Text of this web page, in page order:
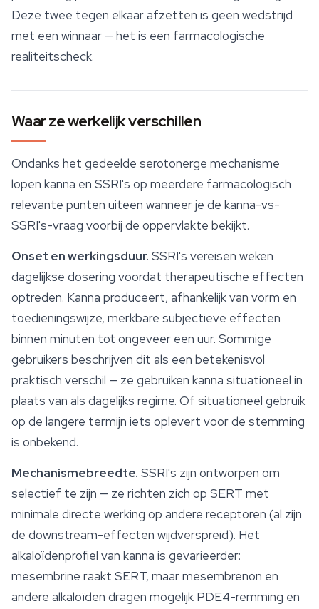
Deze twee tegen elkaar afzetten is geen wedstrijd
met een winnaar — het is een farmacologische
realiteitscheck.
Waar ze werkelijk verschillen
Ondanks het gedeelde serotonerge mechanisme
lopen kanna en SSRI's op meerdere farmacologisch
relevante punten uiteen wanneer je de kanna-vs-
SSRI's-vraag voorbij de oppervlakte bekijkt.
Onset en werkingsduur. SSRI's vereisen weken
dagelijkse dosering voordat therapeutische effecten
optreden. Kanna produceert, afhankelijk van vorm en
toedieningswijze, merkbare subjectieve effecten
binnen minuten tot ongeveer een uur. Sommige
gebruikers beschrijven dit als een betekenisvol
praktisch verschil — ze gebruiken kanna situationeel in
plaats van als dagelijks regime. Of situationeel gebruik
op de langere termijn iets oplevert voor de stemming
is onbekend.
Mechanismebreedte. SSRI's zijn ontworpen om
selectief te zijn — ze richten zich op SERT met
minimale directe werking op andere receptoren (al zijn
de downstream-effecten wijdverspreid). Het
alkaloïdenprofiel van kanna is gevarieerder:
mesembrine raakt SERT, maar mesembrenon en
andere alkaloïden dragen mogelijk PDE4-remming en